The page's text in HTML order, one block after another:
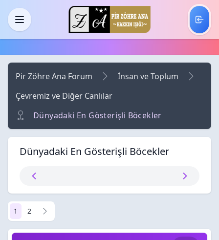
Skip to main content
Menü
Pir Zöhre Ana Forum
İnsan ve Toplum
Çevremiz ve Diğer Canlılar
Dünyadaki En Gösterişli Böcekler
Dünyadaki En Gösterişli Böcekler
1 2